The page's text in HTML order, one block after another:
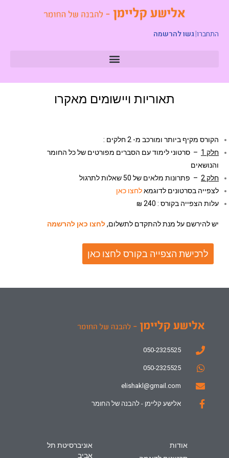
התחברו|גשו להרשמה
תאוריות ויישומים מאקרו
הקורס מקיף ביותר ומורכב מ- 2 חלקים :
חלק 1
– סרטוני לימוד עם הסברים מפורטים של כל החומר
והנושאים
חלק 2
– פתרונות מלאים של 50 שאלות לתרגול
לצפייה בסרטונים לדוגמאלחצו כאן
עלות הצפייה בקורס : 240 ₪
יש להירשם על מנת להתקדם לתשלום,לחצו כאן להרשמה
לרכישת הצפייה בקורס לחצו כאן
050-2325525
050-2325525
elishakl@gmail.com
אלישע קליימן - להבנה של החומר
אודות
אוניברסיטת תל
אביב